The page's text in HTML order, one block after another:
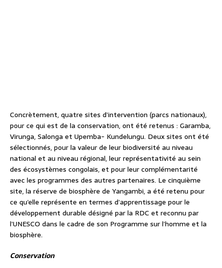
Concrètement, quatre sites d’intervention (parcs nationaux),
pour ce qui est de la conservation, ont été retenus : Garamba,
Virunga, Salonga et Upemba- Kundelungu. Deux sites ont été
sélectionnés, pour la valeur de leur biodiversité au niveau
national et au niveau régional, leur représentativité au sein
des écosystèmes congolais, et pour leur complémentarité
avec les programmes des autres partenaires. Le cinquième
site, la réserve de biosphère de Yangambi, a été retenu pour
ce qu’elle représente en termes d’apprentissage pour le
développement durable désigné par la RDC et reconnu par
l’UNESCO dans le cadre de son Programme sur l’homme et la
biosphère.
Conservation